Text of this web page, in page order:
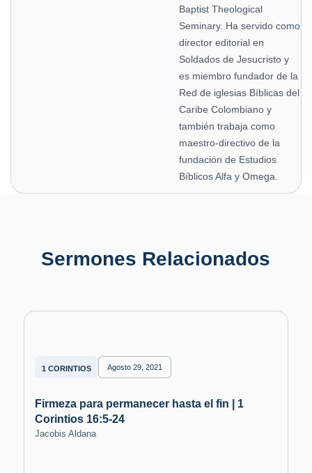
Baptist Theological
Seminary. Ha servido como
director editorial en
Soldados de Jesucristo y
es miembro fundador de la
Red de iglesias Bíblicas del
Caribe Colombiano y
también trabaja como
maestro-directivo de la
fundación de Estudios
Bíblicos Alfa y Omega.
Sermones Relacionados
1 CORINTIOS Agosto 29, 2021
Firmeza para permanecer hasta el fin | 1
Corintios 16:5-24
Jacobis Aldana